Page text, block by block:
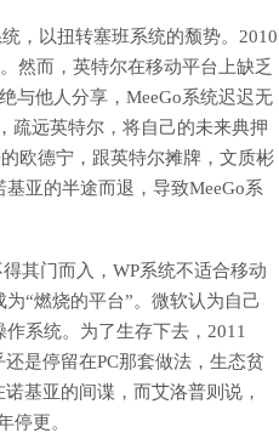
，以扭转塞班系统的颓势。2010
然而，英特尔在移动平台上缺乏
与他人分享，MeeGo系统迟迟无
疏远英特尔，将自己的未来典押
欧德宁，跟英特尔摊牌，文质彬
亚的半途而退，导致MeeGo系
其门而入，WP系统不适合移动
“燃烧的平台”。微软认为自己
系统。为了生存下去，2011
是停留在PC那套做法，生态贫
基亚的间谍，而艾洛普则说，
停更。